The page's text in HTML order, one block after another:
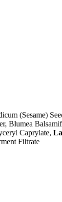
(Sesame)
Blumea
Caprylate,
Filtrate